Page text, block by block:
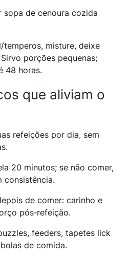
sopa de cenoura cozida
temperos, misture, deixe
porções pequenas;
48 horas.
que aliviam o
refeições por dia, sem
20 minutos; se não comer,
consistência.
de comer: carinho e
pós‑refeição.
feeders, tapetes lick
de comida.